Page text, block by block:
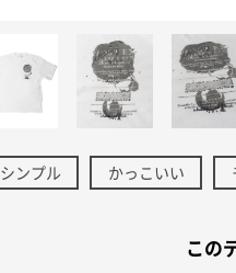
シンプル かっこいい
この